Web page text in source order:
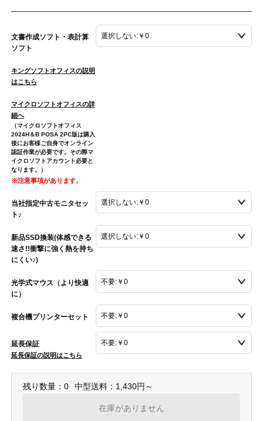
文書作成ソフト・表計算
ソフト
キングソフトオフィスの説明
はこちら
マイクロソフトオフィスの詳
細へ
（マイクロソフトオフィス
2024H＆B POSA 2PC版は購入
後にお客様ご自身でオンライン
認証作業が必要です。その際マ
イクロソフトアカウント必要と
なります。）
※注意事項があります。
当社指定中古モニタセッ
ト♪
新品SSD換装(体感できる
速さ!!衝撃に強く熱を持ち
にくい♪)
光学式マウス（より快適
に）
複合機プリンターセット
延長保証
延長保証の説明はこちら
残り数量：0 中型送料：1,430円～
在庫がありません